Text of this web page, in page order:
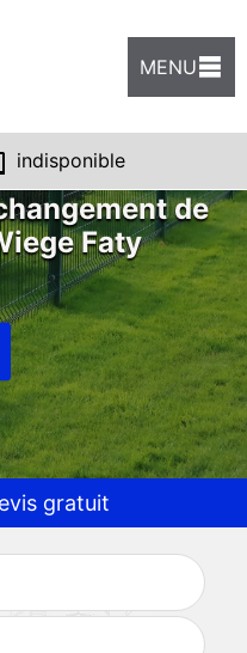
MENU
indisponible
de
Faty
gratuit